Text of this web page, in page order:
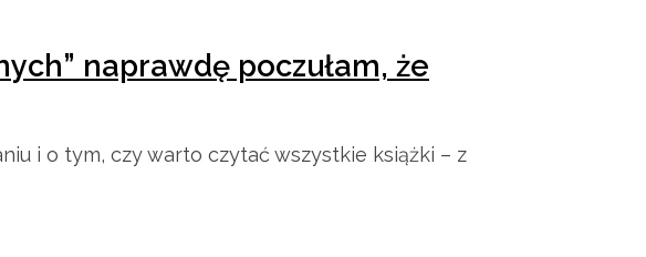
naprawdę poczułam, że
i o tym, czy warto czytać wszystkie książki – z